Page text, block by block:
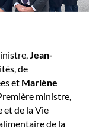
Jean-
de
et Marlène
ministre,
et de la Vie
de la